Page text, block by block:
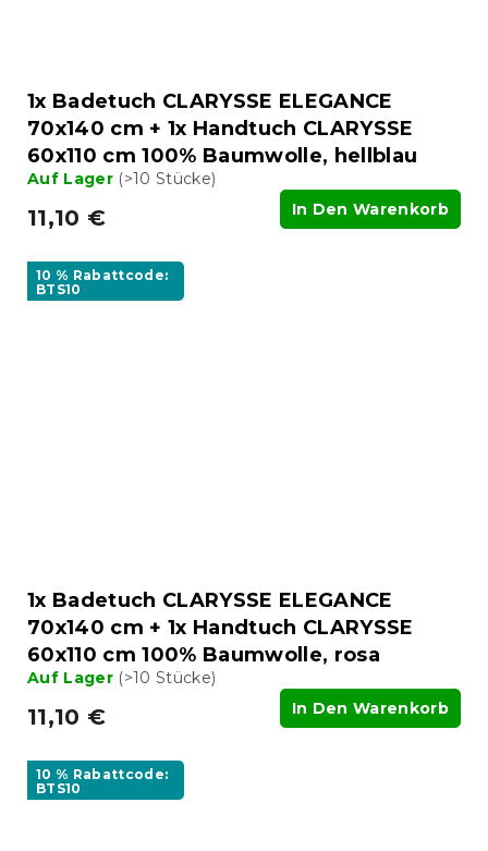
1x Badetuch CLARYSSE ELEGANCE
70x140 cm + 1x Handtuch CLARYSSE
60x110 cm 100% Baumwolle, hellblau
Auf Lager (>10 Stücke)
11,10 € In Den Warenkorb
10 % Rabattcode:
BTS10
1x Badetuch CLARYSSE ELEGANCE
70x140 cm + 1x Handtuch CLARYSSE
60x110 cm 100% Baumwolle, rosa
Auf Lager (>10 Stücke)
11,10 € In Den Warenkorb
10 % Rabattcode:
BTS10